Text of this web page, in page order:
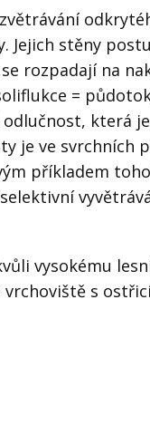
stěny
rozpadají na
=
která
je ve svrchních
příkladem
vysokému
s